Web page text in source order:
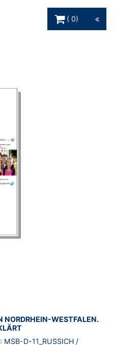
0
NORDRHEIN-WESTFALEN.
MSB-D-11_RUSSICH /